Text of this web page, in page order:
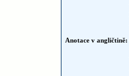
Anotace v angličtině: